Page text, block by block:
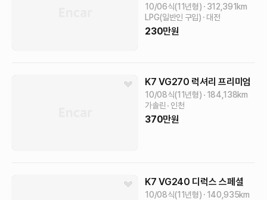
10/06식(11년형) 312,391 km
LPG(일반인 구입)
대전
230만원
K7 VG270 럭셔리 프리미엄
10/08식(11년형) 184,138km
가솔린
인천
370만원
K7 VG240 디럭스 스페셜
10/08식(11년형) 140,935km